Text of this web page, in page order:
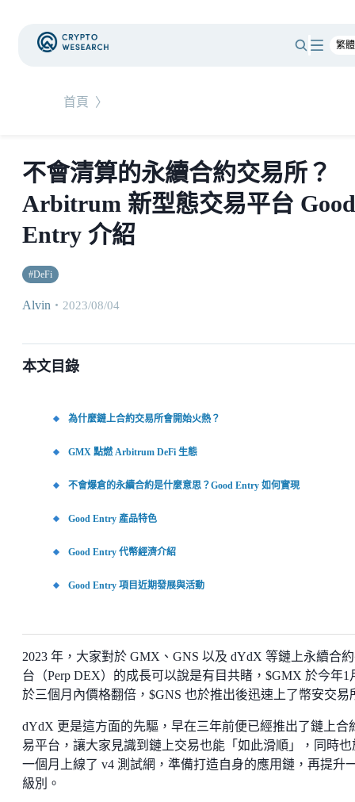
首頁 〉
不會清算的永續合約交易所？
Arbitrum 新型態交易平台 Good
Entry 介紹
#DeFi
Alvin ・ 2023/08/04
本文目錄
為什麼鏈上合約交易所會開始火熱？
GMX 點燃 Arbitrum DeFi 生態
不會爆倉的永續合約是什麼意思？Good Entry 如何實現
Good Entry 產品特色
Good Entry 代幣經濟介紹
Good Entry 項目近期發展與活動
2023 年，大家對於 GMX、GNS 以及 dYdX 等鏈上永續合
台（Perp DEX）的成長可以說是有目共睹，$GMX 於今年1
於三個月內價格翻倍，$GNS 也於推出後迅速上了幣安交易
dYdX 更是這方面的先驅，早在三年前便已經推出了鏈上合
易平台，讓大家見識到鏈上交易也能「如此滑順」，同時也
一個月上線了 v4 測試網，準備打造自身的應用鏈，再提升
級別。